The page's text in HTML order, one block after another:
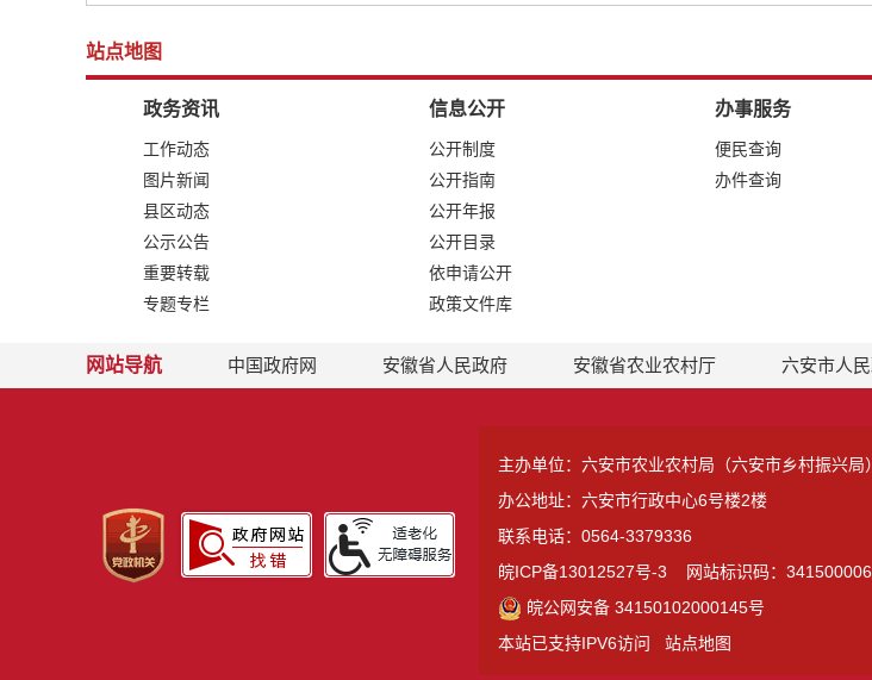
站点地图
政务资讯
工作动态
图片新闻
县区动态
公示公告
重要转载
专题专栏
信息公开
公开制度
公开指南
公开年报
公开目录
依申请公开
政策文件库
办事服务
便民查询
办件查询
网站导航 中国政府网 安徽省人民政府 安徽省农业农村厅 六安市人
主办单位：六安市农业农村局（六安市乡村振兴局）
办公地址：六安市行政中心6号楼2楼
联系电话：0564-3379336
皖ICP备13012527号-3
网站标识码：
皖公网安备 34150102000145号
本站已支持IPV6访问
站点地图